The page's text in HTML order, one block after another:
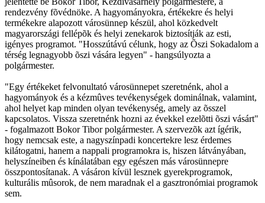
rendezvény fõvédnöke. A hagyományokra, értékekre és helyi
termékekre alapozott városünnep készül, ahol közkedvelt
magyarországi fellépõk és helyi zenekarok biztosítják az esti,
igényes programot. "Hosszútávú célunk, hogy az Õszi Sokadalom a
térség legnagyobb õszi vására legyen" - hangsúlyozta a
polgármester.
"Egy értékeket felvonultató városünnepet szeretnénk, ahol a
hagyományok és a kézmûves tevékenységek dominálnak, valamint,
ahol helyet kap minden olyan tevékenység, amely az õsszel
kapcsolatos. Vissza szeretnénk hozni az évekkel ezelõtti õszi vásárt"
- fogalmazott Bokor Tibor polgármester. A szervezõk azt ígérik,
hogy nemcsak este, a nagyszínpadi koncertekre lesz érdemes
kilátogatni, hanem a nappali programokra is, hiszen látványában,
helyszíneiben és kínálatában egy egészen más városünnepre
összpontosítanak. A vásáron kívül lesznek gyerekprogramok,
kulturális mûsorok, de nem maradnak el a gasztronómiai programok
sem.